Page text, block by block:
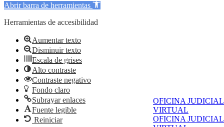
OFICINA JUDICIAL
VIRTUAL
OFICINA JUDICIAL
Abrir barra de herramientas
Herramientas de accesibilidad
Aumentar texto
Disminuir texto
Escala de grises
Alto contraste
Contraste negativo
Fondo claro
Subrayar enlaces
Fuente legible
Reiniciar